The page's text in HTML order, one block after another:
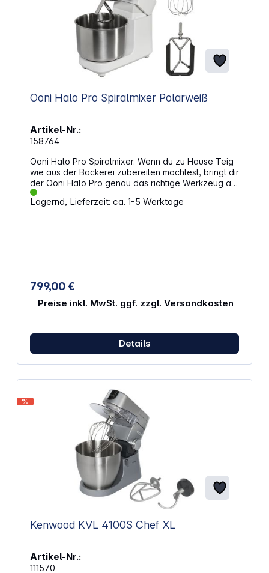
Ooni Halo Pro Spiralmixer Polarweiß
Artikel-Nr.:
158764
Ooni Halo Pro Spiralmixer. Wenn du zu Hause Teig
wie aus der Bäckerei zubereiten möchtest, bringt dir
der Ooni Halo Pro genau das richtige Werkzeug auf
die Arbeitsfläche. Die spezielle Spiraltechnik sorgt
für eine gleichmäßige Verarbeitung – ganz ohne
Geschwindigkeitsstufen steuerst du den
Mixvorgang exakt – von langsamen Bewegungen
bis zu hoher Schlagkraft. Der neigbare Motorkopf
Profi-AnspruchOb fluffiger Kuchenteig, cremiges
Frosting oder zäher Pizzateig – mit dem Ooni Halo
Pro gelingt dir jede Mischung. Die Kombination aus
durchdachter Technik und hochwertiger
Verarbeitung sorgt für gleichmäßige Ergebnisse bei
jeder Anwendung. Und das alles in einem Gerät,
das sich nahtlos in deine Küche einfügt.
Eigenschaften: Spiraltechnik mit rotierender
Schüssel für gleichmäßige Teigverarbeitung
Herausnehmbarer Teigbrecher verbessert die
Teigstruktur Neigbarer Motorkopf für einfachen
Aufsatzwechsel Schüssel aus Edelstahl für
hygienisches Arbeiten Flachrührer mit
Silikonrändern für sauberes Mischen Motorisierter
Schneebesen für luftige Ergebnisse Gehäuse aus
Druckguss-Aluminium für hohe Stabilität
Glasbedienfeld für klare Übersicht Gewicht: 19,5 kg
Lagernd, Lieferzeit: ca. 1-5 Werktage
799,00 €
Preise inkl. MwSt. ggf. zzgl. Versandkosten
Details
%
Kenwood KVL 4100S Chef XL
Artikel-Nr.:
111570